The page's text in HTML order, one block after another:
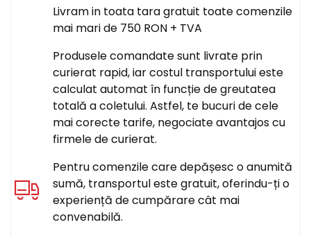
Livram in toata tara gratuit toate comenzile
mai mari de 750 RON + TVA
Produsele comandate sunt livrate prin
curierat rapid, iar costul transportului este
calculat automat în funcție de greutatea
totală a coletului. Astfel, te bucuri de cele
mai corecte tarife, negociate avantajos cu
firmele de curierat.
Pentru comenzile care depășesc o anumită
sumă, transportul este gratuit, oferindu-ți o
experiență de cumpărare cât mai
convenabilă.